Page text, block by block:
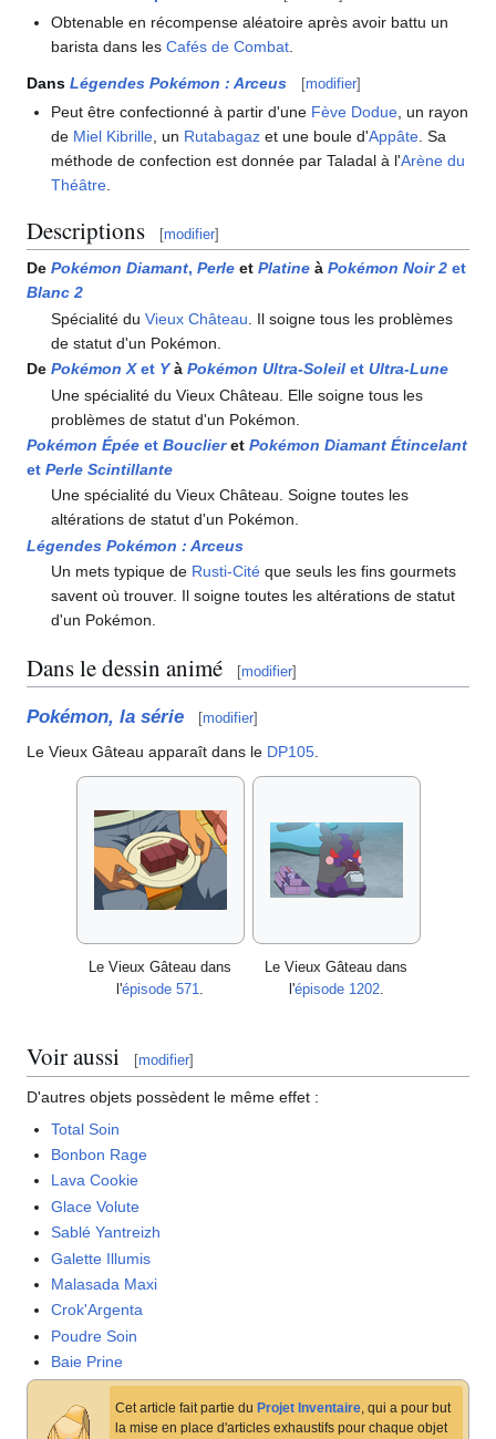
Obtenable en récompense aléatoire après avoir battu un
barista dans lesCafés de Combat.
Dans Légendes Pokémon : Arceus [modifier]
Peut être confectionné à partir d'une Fève Dodue , un rayon
de Miel Kibrille , un Rutabagaz et une boule d'Appâte . Sa
méthode de confection est donnée par Taladal à l'Arène du
Théâtre
Descriptions [modifier]
De Pokémon Diamant, Perle et Platine à Pokémon Noir 2 et
Blanc 2
Spécialité duVieux Château . Il soigne tous les problèmes
de statut d'un Pokémon.
De Pokémon Xet Yà Pokémon Ultra-Soleil et Ultra-Lune
Une spécialité du Vieux Château. Elle soigne tous les
problèmes de statut d'un Pokémon.
Pokémon Épée et Bouclieret Pokémon Diamant Étincelant
et Perle Scintillante
Une spécialité du Vieux Château. Soigne toutes les
altérations de statut d'un Pokémon.
Légendes Pokémon : Arceus
Un mets typique de Rusti-Cité que seuls les fins gourmets
savent où trouver. Il soigne toutes les altérations de statut
d'un Pokémon.
Dans le dessin animé [modifier]
Pokémon, la série [modifier]
Le Vieux Gâteau apparaît dans le DP105
Le Vieux Gâteau dans
l'épisode 571
Le Vieux Gâteau dans
l'épisode 1202.
Voir aussi [modifier]
D'autres objets possèdent le même effet :
Total Soin
Bonbon Rage
Lava Cookie
Glace Volute
Sablé Yantreizh
Galette Illumis
Malasada Maxi
Crok'Argenta
Poudre Soin
Baie Prine
Cet article fait partie du Projet Inventaire, qui a pour but
la mise en place d'articles exhaustifs pour chaque objet